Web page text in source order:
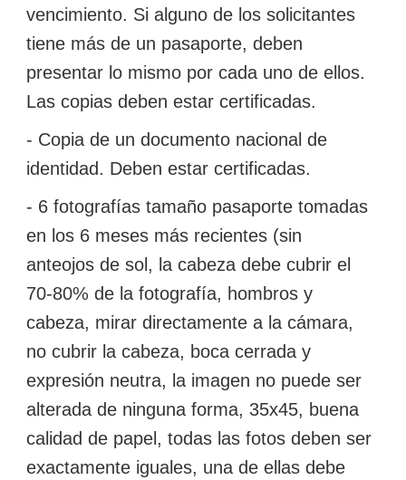
vencimiento. Si alguno de los solicitantes
tiene más de un pasaporte, deben
presentar lo mismo por cada uno de ellos.
Las copias deben estar certificadas.
- Copia de un documento nacional de
identidad. Deben estar certificadas.
- 6 fotografías tamaño pasaporte tomadas
en los 6 meses más recientes (sin
anteojos de sol, la cabeza debe cubrir el
70-80% de la fotografía, hombros y
cabeza, mirar directamente a la cámara,
no cubrir la cabeza, boca cerrada y
expresión neutra, la imagen no puede ser
alterada de ninguna forma, 35x45, buena
calidad de papel, todas las fotos deben ser
exactamente iguales, una de ellas debe